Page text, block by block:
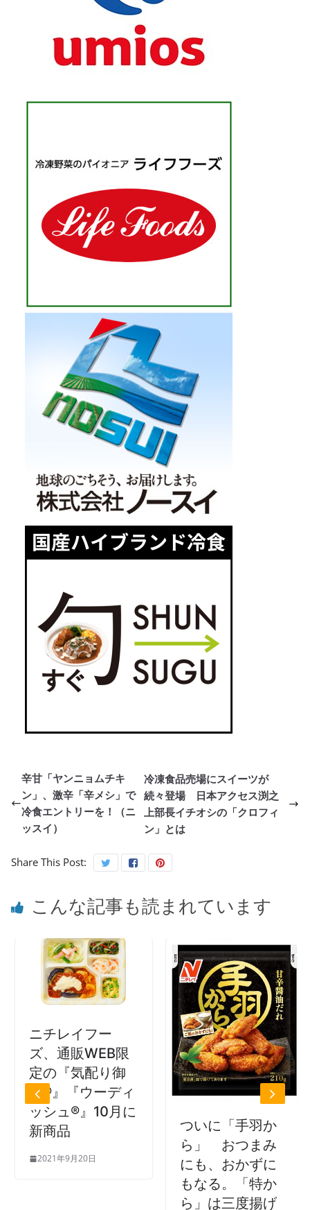
辛甘「ヤンニョムチキ
ン」、激辛「辛メシ」で
冷食エントリーを！（ニ
ッスイ）
冷凍食品売場にスイーツが
続々登場 日本アクセス渕之
上部長イチオシの「クロフィ
ン」とは
Share This Post:
こんな記事も読まれています
ニチレイフー
ズ、通販WEB限
定の『気配り御
膳®』『ウーディ
ッシュ®』10月に
新商品
2021年9月20日
ついに「手羽か
ら」 おつまみ
にも、おかずに
もなる。「特か
ら」は三度揚げ